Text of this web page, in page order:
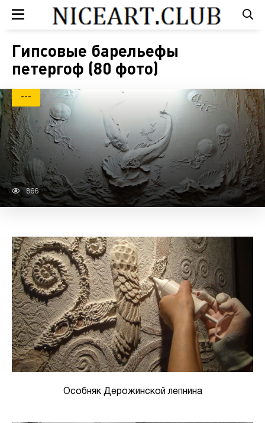
Гипсовые барельефы
петергоф (80 фото)
---
866
Особняк Дерожинской лепнина